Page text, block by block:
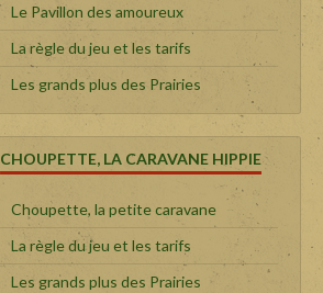
Le Pavillon des amoureux
La règle du jeu et les tarifs
Les grands plus des Prairies
CHOUPETTE, LA CARAVANE HIPPIE
Choupette, la petite caravane
La règle du jeu et les tarifs
Les grands plus des Prairies